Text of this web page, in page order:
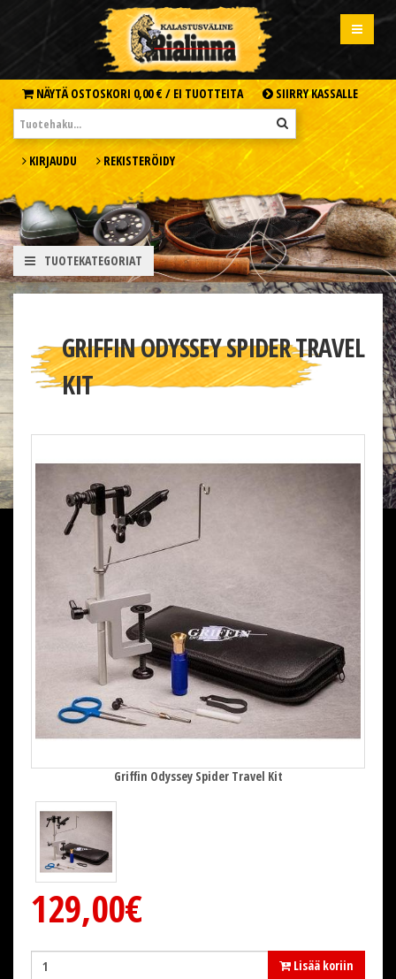
NÄYTÄ OSTOSKORI 0,00 € / EI TUOTTEITA SIIRRY KASSALLE
KIRJAUDU REKISTERÖIDY
TUOTEKATEGORIAT
GRIFFIN ODYSSEY SPIDER TRAVEL
KIT
Griffin Odyssey Spider Travel Kit
129,00€
Lisää koriin